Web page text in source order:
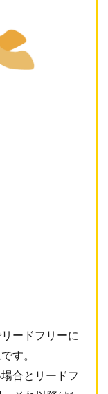
ードフリーに
す。
合とリードフ